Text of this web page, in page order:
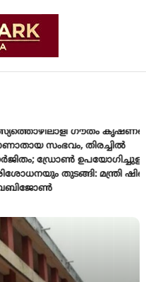
ഗൗതം
സംഭവം, തിരച്ചിൽ
ഡ്രോണ്‍ ഉപയോഗിച്ചുള്ള
തുടങ്ങി: മന്ത്രി